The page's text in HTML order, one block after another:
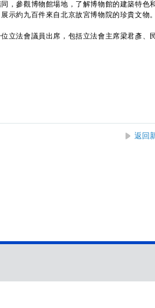
參觀博物館場地，了解博物館的建築特色
示約九百件來自北京故宮博物院的珍貴文物。
法會議員出席，包括立法會主席梁君彥、
返回